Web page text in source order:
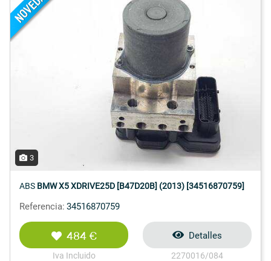
3
ABS BMW X5 XDRIVE25D [B47D20B] (2013) [34516870759]
Referencia: 34516870759
484 €
Iva Incluido
Detalles
2270016/084